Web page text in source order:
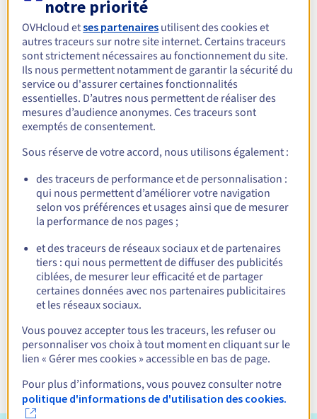
innover et grandir. L’infrastructure européenne
d’OVHcloud garantit uneconformité RGPDet une
protection optimale des données, un atout essentiel pour
les startups soucieuses de leur réputation et de la
confiance de leurs utilisateurs. Avec des tableaux de bord
intuitifs et une API OVHcloud facile à intégrer, gérez vos
applications en toute simplicité et automatisez vos
processus pour gagner en efficacité.
Déployez votre plateforme
e-commerce avec
PrestaShop
application Java pour votre
entreprise
notre priorité
OVHcloud etses partenaires utilisent des cookies et
autres traceurs sur notre site internet. Certains traceurs
sont strictement nécessaires au fonctionnement du site.
Ils nous permettent notamment de garantir la sécurité du
service ou d'assurer certaines fonctionnalités
essentielles. D’autres nous permettent de réaliser des
mesures d’audience anonymes. Ces traceurs sont
exemptés de consentement.
Sous réserve de votre accord, nous utilisons également :
des traceurs de performance et de personnalisation :
qui nous permettent d’améliorer votre navigation
selon vos préférences et usages ainsi que de mesurer
la performance de nos pages ;
et des traceurs de réseaux sociaux et de partenaires
tiers : qui nous permettent de diffuser des publicités
ciblées, de mesurer leur efficacité et de partager
certaines données avec nos partenaires publicitaires
et les réseaux sociaux.
Vous pouvez accepter tous les traceurs, les refuser ou
personnaliser vos choix à tout moment en cliquant sur le
lien « Gérer mes cookies » accessible en bas de page.
Pour plus d’informations, vous pouvez consulter notre
politique d'informations de d'utilisation des cookies.